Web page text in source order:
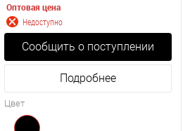
Оптовая цена
Недоступно
Сообщить о поступлении
Подробнее
Цвет